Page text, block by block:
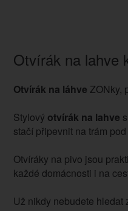
Otvírák na lahve
Otvírák na láhve ZONky,
Stylový otvírák na lahve
stačí připevnit na trám
Otvíráky na pivo jsou
každé domácnosti i na
Už nikdy nebudete hledat